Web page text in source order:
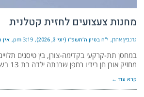
מחנות צעצועים לחזית קטלנית
גרנביץ אהרן י״ח בסיון ה׳תשפ״ו (יוני 3, 2026) 3:19 pm אין
במחסן תת-קרקעי בקדימה-צורן, בין טיסנים
מחזיק אורן חן בידיו רחפן שבנתה ילדה בת 13 בשיעור. אותו רחפן
קרא עוד ←